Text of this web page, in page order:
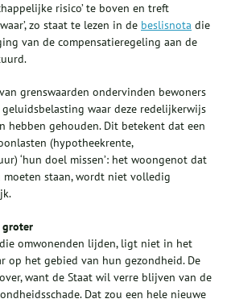
risico’ te boven en treft
zo staat te lezen in de beslisnota die
van de compensatieregeling aan de
grenswaarden ondervinden bewoners
waar deze redelijkerwijs
hebben gehouden. Dit betekent dat een
(hypotheekrente,
‘hun doel missen’: het woongenot dat
staan, wordt niet volledig
groter
omwonenden lijden, ligt niet in het
op het gebied van hun gezondheid. De
want de Staat wil verre blijven van de
Dat zou een hele nieuwe